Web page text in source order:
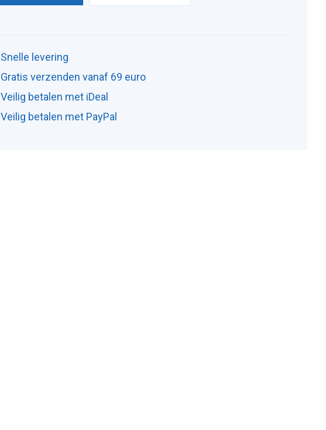
Snelle levering
Gratis verzenden vanaf 69 euro
Veilig betalen met iDeal
Veilig betalen met PayPal